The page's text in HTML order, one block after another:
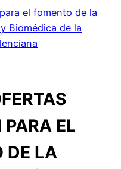
el fomento de la
Biomédica de la
EL
DE LA